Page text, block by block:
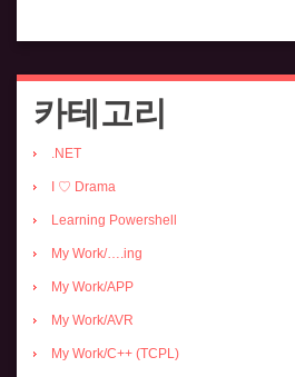
카테고리
.NET
I ♡ Drama
Learning Powershell
My Work/….ing
My Work/APP
My Work/AVR
My Work/C++ (TCPL)